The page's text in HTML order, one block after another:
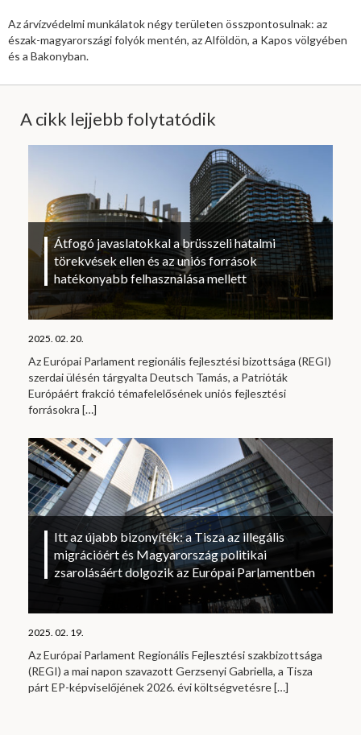
Az árvízvédelmi munkálatok négy területen összpontosulnak: az
észak-magyarországi folyók mentén, az Alföldön, a Kapos völgyében
és a Bakonyban.
A cikk lejjebb folytatódik
Átfogó javaslatokkal a brüsszeli hatalmi
törekvések ellen és az uniós források
hatékonyabb felhasználása mellett
2025. 02. 20.
Az Európai Parlament regionális fejlesztési bizottsága (REGI)
szerdai ülésén tárgyalta Deutsch Tamás, a Patrióták
Európáért frakció témafelelősének uniós fejlesztési
forrásokra […]
Itt az újabb bizonyíték: a Tisza az illegális
migrációért és Magyarország politikai
zsarolásáért dolgozik az Európai Parlamentben
2025. 02. 19.
Az Európai Parlament Regionális Fejlesztési szakbizottsága
(REGI) a mai napon szavazott Gerzsenyi Gabriella, a Tisza
párt EP-képviselőjének 2026. évi költségvetésre[…]